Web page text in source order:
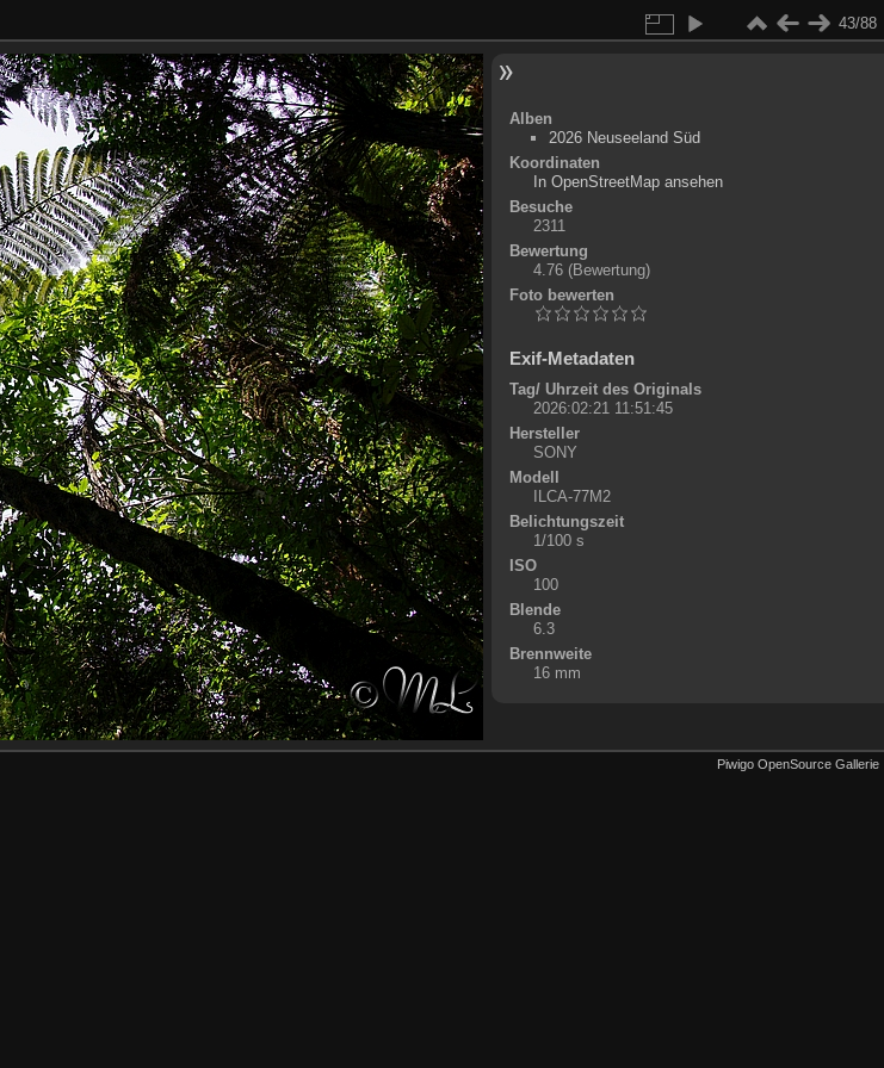
43/88
Alben
2026 Neuseeland Süd
Koordinaten
+
-
In OpenStreetMap ansehen
Besuche
2311
Bewertung
4.76 (Bewertung)
Foto bewerten
Exif-Metadaten
Tag/ Uhrzeit des Originals
2026:02:21 11:51:45
Hersteller
SONY
Modell
ILCA-77M2
Belichtungszeit
1/100 s
ISO
100
Blende
6.3
Brennweite
16 mm
Piwigo OpenSource Gallerie